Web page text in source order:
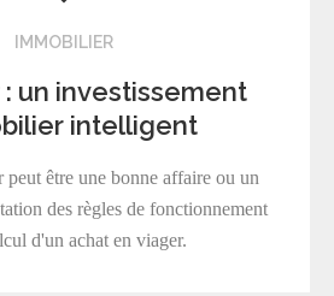
IMMOBILIER
un investissement
intelligent
peut être une bonne affaire ou un
des règles de fonctionnement
d'un achat en viager.